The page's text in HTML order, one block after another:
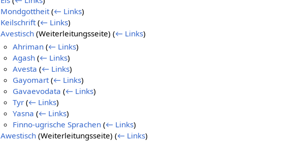
Mondgottheit (← Links)
Keilschrift (← Links)
Avestisch(Weiterleitungsseite) (← Links)
Ahriman (← Links)
Agash (← Links)
Avesta (← Links)
Gayomart (← Links)
Gavaevodata (← Links)
Tyr (← Links)
Yasna (← Links)
Finno-ugrische Sprachen (← Links)
Awestisch(Weiterleitungsseite) (← Links)